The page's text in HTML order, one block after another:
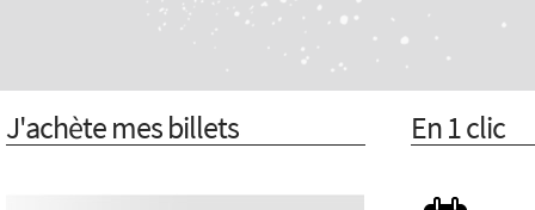
J'achète mes billets En 1 clic